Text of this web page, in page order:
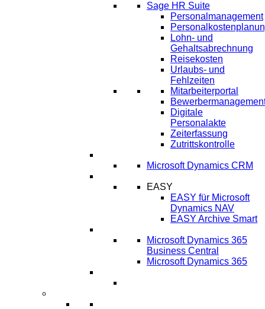
Sage HR Suite
Personalmanagement
Lohn- und
Gehaltsabrechnung
Reisekosten
Urlaubs- und
Fehlzeiten
Mitarbeiterportal
Digitale
Personalakte
Zeiterfassung
Zutrittskontrolle
Microsoft Dynamics CRM
EASY
EASY für Microsoft
Dynamics NAV
EASY Archive Smart
Microsoft Dynamics 365
Business Central
Microsoft Dynamics 365